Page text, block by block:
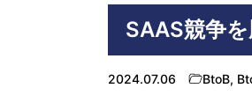
SAAS競争
2024.07.06 BtoB,